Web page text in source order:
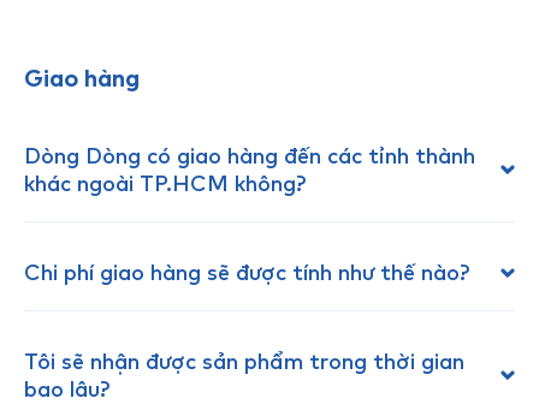
Giao hàng
Dòng Dòng có giao hàng đến các tỉnh thành
khác ngoài TP.HCM không?
Chi phí giao hàng sẽ được tính như thế nào?
Tôi sẽ nhận được sản phẩm trong thời gian
bao lâu?